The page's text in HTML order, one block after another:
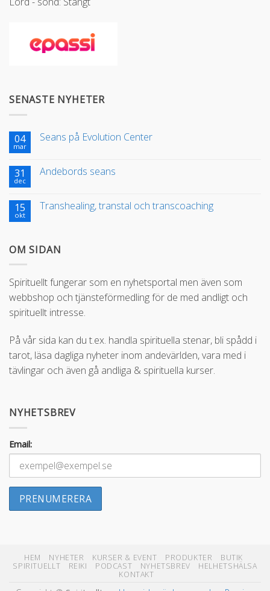
SENASTE NYHETER
04
mar
Seans på Evolution Center
31
dec
Andebords seans
15
okt
Transhealing, transtal och transcoaching
OM SIDAN
Spirituellt fungerar som en nyhetsportal men även som
webbshop och tjänsteförmedling för de med andligt och
spirituellt intresse.
På vår sida kan du t.ex. handla spirituella stenar, bli spådd i
tarot, läsa dagliga nyheter inom andevärlden, vara med i
tävlingar och även gå andliga & spirituella kurser.
NYHETSBREV
Email:
HEM NYHETER KURSER & EVENT PRODUKTER
BUTIK
SPIRITUELLT
REIKI PODCAST NYHETSBREV
HELHETSHÄLSA
KONTAKT